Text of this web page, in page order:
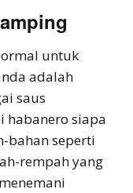
untuk
adalah
saus
habanero siapa
bahan seperti
rempah yang